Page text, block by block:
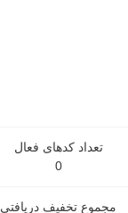
تعداد کدهای فعال
0
مجموع تخفیف دریافتی